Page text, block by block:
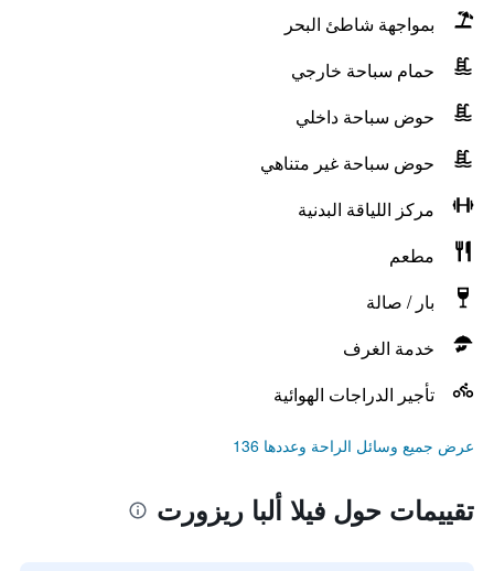
بمواجهة شاطئ البحر
حمام سباحة خارجي
حوض سباحة داخلي
حوض سباحة غير متناهي
مركز اللياقة البدنية
مطعم
بار / صالة
خدمة الغرف
تأجير الدراجات الهوائية
عرض جميع وسائل الراحة وعددها 136
تقييمات حول فيلا ألبا ريزورت